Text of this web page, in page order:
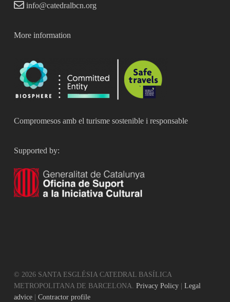
info@catedralbcn.org
More information
Compromesos amb el turisme sostenible i responsable
Supported by:
© 2026 SANTA ESGLÉSIA CATEDRAL BASÍLICA
METROPOLITANA DE BARCELONA. Privacy Policy| Legal
advice| Contractor profile